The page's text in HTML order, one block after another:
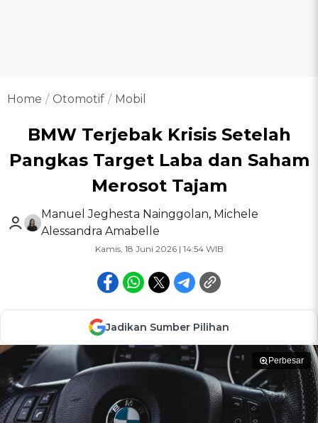
Home Otomotif Mobil
BMW Terjebak Krisis Setelah
Pangkas Target Laba dan Saham
Merosot Tajam
Manuel Jeghesta Nainggolan, Michele
Alessandra Amabelle
Kamis, 18 Juni 2026 | 14:54 WIB
Jadikan Sumber Pilihan
Perbesar